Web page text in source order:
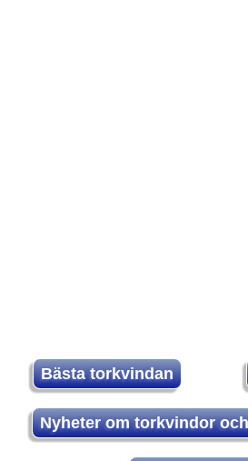
Bästa torkvindan
Nyheter om torkvindor